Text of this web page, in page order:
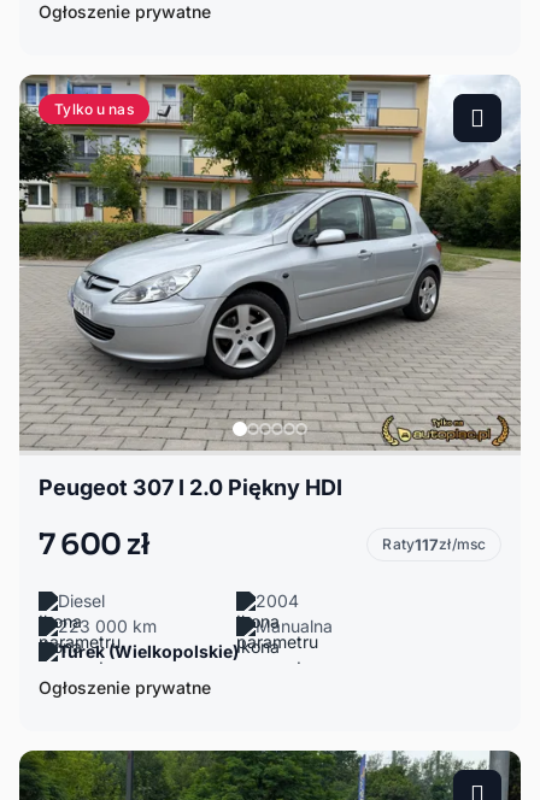
Ogłoszenie prywatne
Tylko u nas
Peugeot 307 I 2.0 Piękny HDI
7 600 zł Raty117zł/msc
Diesel
2004
223 000 km
Manualna
Turek (Wielkopolskie)
Ogłoszenie prywatne